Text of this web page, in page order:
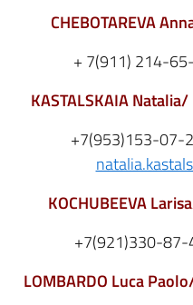
CHEBOTAREVA
+ 7(911) 214-
KASTALSKAIANatalia/
+7(953)153-07-
KOCHUBEEVALarisa
+7(921)330-87-
LOMBARDO Luca Paolo